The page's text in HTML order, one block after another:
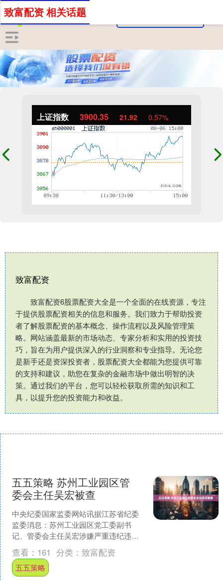
上证指数 3900.35 21.92 0.57%
致富配资
致富配资6股票配资大全是一个全面的在线资源，专注
于提供股票配资相关的信息和服务。我们致力于帮助投资
者了解股票配资的基本概念、操作流程以及风险管理策
略。网站涵盖最新的市场动态、专家分析和实用的投资技
巧，旨在为用户提供深入的行业洞察和专业指导。无论您
是新手还是资深投资者，股票配资大全都能为您提供可靠
的支持和建议，助您在复杂的金融市场中做出明智的决
策。通过我们的平台，您可以轻松获取所需的知识和工
具，以提升您的投资能力和收益。
致富配资 相关话题
五五策略 苏州工业园区管
委会主任吴宏被查
中央纪委国家监委网站讯据江苏省纪委
监委消息：苏州工业园区党工委副书
记、管委会主任吴宏涉嫌严重违纪违
法，目前正接受江苏省纪委监委纪律审
查和监察调查。....
查看： 161 分类： 致富配资
五五策略